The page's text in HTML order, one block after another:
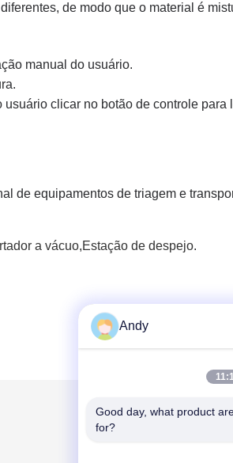
de modo que o material é
manual do usuário.
clicar no botão de controle para
de equipamentos de triagem e
a vácuo,Estação de despejo.
Envie-nos
Andy
Good day, what product
for?